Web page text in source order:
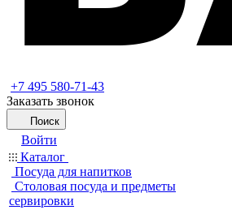
+7 495 580-71-43
Заказать звонок
Поиск
Войти
Каталог
Посуда для напитков
Столовая посуда и предметы
сервировки